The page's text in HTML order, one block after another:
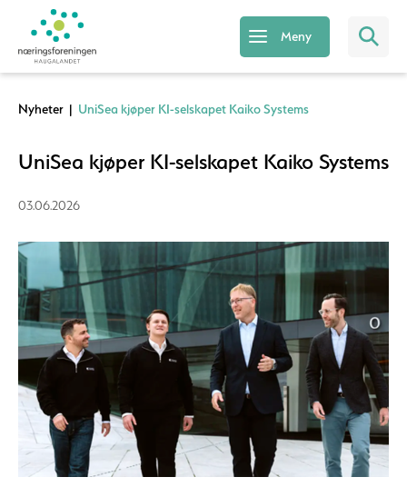
Meny
Nyheter | UniSea kjøper KI-selskapet Kaiko Systems
UniSea kjøper KI-selskapet Kaiko Systems
03.06.2026